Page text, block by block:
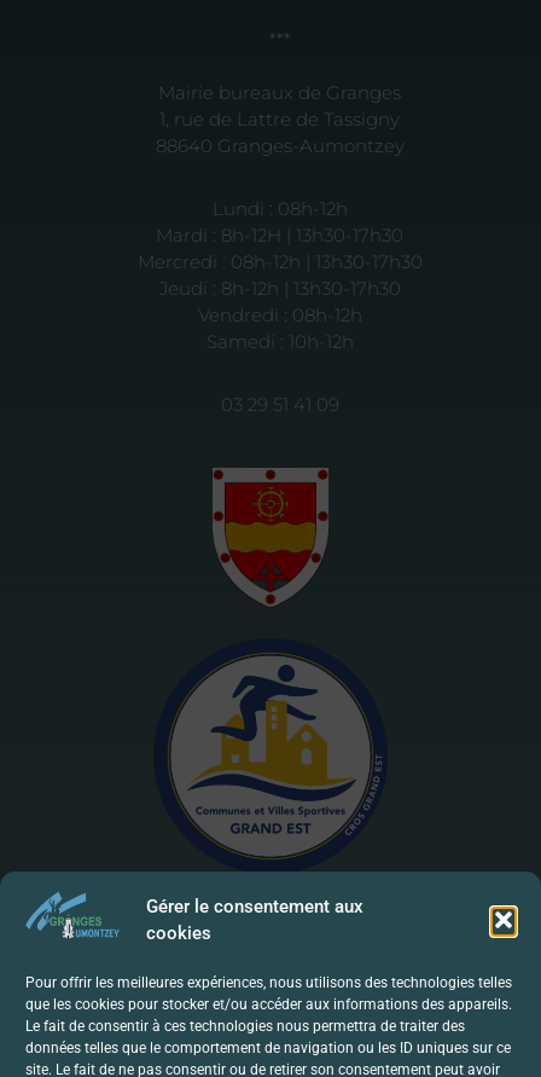
Gérer le consentement aux
cookies
Pour offrir les meilleures expériences, nous utilisons des technologies telles
que les cookies pour stocker et/ou accéder aux informations des appareils.
Le fait de consentir à ces technologies nous permettra de traiter des
données telles que le comportement de navigation ou les ID uniques sur ce
site. Le fait de ne pas consentir ou de retirer son consentement peut avoir
***
Mairie bureaux de Granges
1, rue de Lattre de Tassigny
88640 Granges-Aumontzey
Lundi : 08h-12h
Mardi : 8h-12H | 13h30-17h30
Mercredi : 08h-12h | 13h30-17h30
Jeudi : 8h-12h | 13h30-17h30
Vendredi : 08h-12h
Samedi : 10h-12h
03 29 51 41 09
Mentions Légales | RGPD
Politique De Confidentialité
Contact